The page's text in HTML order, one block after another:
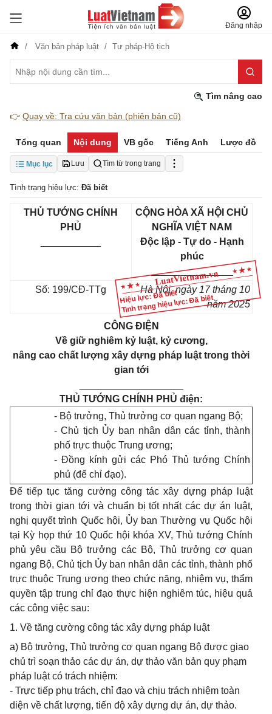
Đăng nhập
Văn bản pháp luật Tư pháp-Hộ tịch
Tìm nâng cao
👉 Quay về: Tra cứu văn bản (phiên bản cũ)
Tổng quan Nội dung VB gốc Tiếng Anh Lược đồ
Mục lục Lưu Tìm từ trong trang
Tình trạng hiệu lực: Đã biết
Hiệu lực: Đã biết
Tình trạng hiệu lực: Đã biết
THỦ TƯỚNG CHÍNH
PHỦ
CỘNG HÒA XÃ HỘI CHỦ
NGHĨA VIỆT NAM
Độc lập - Tự do - Hạnh
phúc
_______________
Số: 199/CĐ-TTg
Hà Nội, ngày 17 tháng 10
năm 2025
CÔNG ĐIỆN
Về giữ nghiêm kỷ luật, kỷ cương,
nâng cao chất lượng xây dựng pháp luật trong thời
gian tới
THỦ TƯỚNG CHÍNH PHỦ điện:
- Bộ trưởng, Thủ trưởng cơ quan ngang Bộ;
- Chủ tịch Ủy ban nhân dân các tỉnh, thành
phố trực thuộc Trung ương;
- Đồng kính gửi các Phó Thủ tướng Chính
phủ (để chỉ đạo).
Để tiếp tục tăng cường công tác xây dựng pháp luật
trong thời gian tới và chuẩn bị tốt nhất các dự án luật,
nghị quyết trình Quốc hội, Ủy ban Thường vụ Quốc hội
tại Kỳ họp thứ 10 Quốc hội khóa XV, Thủ tướng Chính
phủ yêu cầu Bộ trưởng các Bộ, Thủ trưởng cơ quan
ngang Bộ, Chủ tịch Ủy ban nhân dân các tỉnh, thành phố
trực thuộc Trung ương theo chức năng, nhiệm vụ, thẩm
quyền tập trung chỉ đạo thực hiện nghiêm túc, hiệu quả
các công việc sau:
1. Về tăng cường công tác xây dựng pháp luật
a) Bộ trưởng, Thủ trưởng cơ quan ngang Bộ được giao
chủ trì soạn thảo các dự án, dự thảo văn bản quy phạm
pháp luật có trách nhiệm:
- Trực tiếp phụ trách, chỉ đạo và chịu trách nhiệm toàn
diện về chất lượng, tiến độ xây dựng dự án, dự thảo.